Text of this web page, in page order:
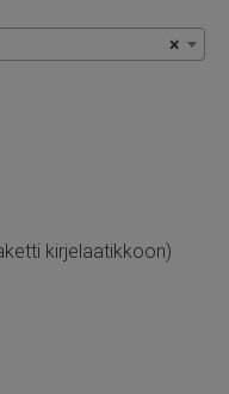
×
kirjelaatikkoon)